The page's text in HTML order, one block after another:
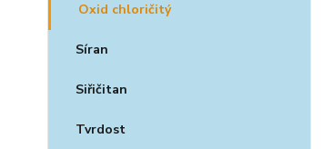
Oxid chloričitý
Síran
Siřičitan
Tvrdost